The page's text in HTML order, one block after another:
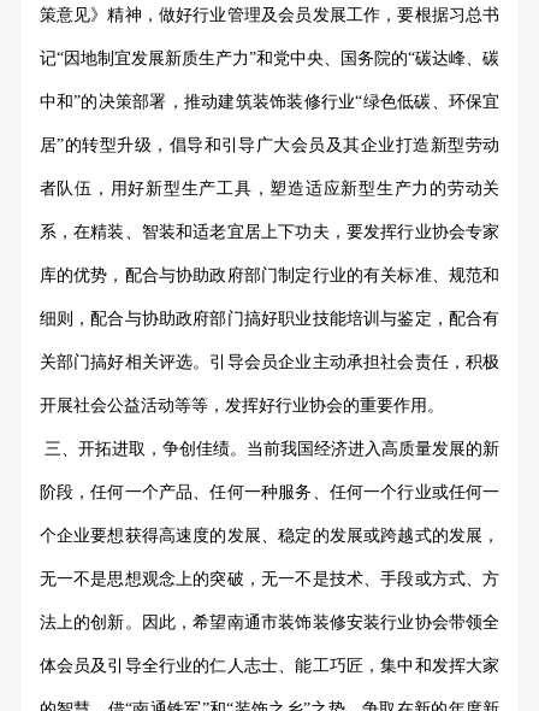
策意见》精神，做好行业管理及会员发展工作，要根据习总书
记“因地制宜发展新质生产力”和党中央、国务院的“碳达峰、碳
中和”的决策部署，推动建筑装饰装修行业“绿色低碳、环保宜
居”的转型升级，倡导和引导广大会员及其企业打造新型劳动
者队伍，用好新型生产工具，塑造适应新型生产力的劳动关
系，在精装、智装和适老宜居上下功夫，要发挥行业协会专家
库的优势，配合与协助政府部门制定行业的有关标准、规范和
细则，配合与协助政府部门搞好职业技能培训与鉴定，配合有
关部门搞好相关评选。引导会员企业主动承担社会责任，积极
开展社会公益活动等等，发挥好行业协会的重要作用。
三、开拓进取，争创佳绩。当前我国经济进入高质量发展的新
阶段，任何一个产品、任何一种服务、任何一个行业或任何一
个企业要想获得高速度的发展、稳定的发展或跨越式的发展，
无一不是思想观念上的突破，无一不是技术、手段或方式、方
法上的创新。因此，希望南通市装饰装修安装行业协会带领全
体会员及引导全行业的仁人志士、能工巧匠，集中和发挥大家